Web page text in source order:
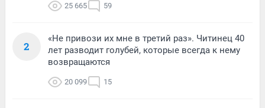
25 665 59
2
«Не привози их мне в третий раз». Читинец 40
лет разводит голубей, которые всегда к нему
возвращаются
20 099 15